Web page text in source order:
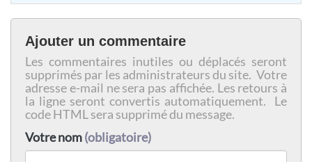
Ajouter un commentaire
Les commentaires inutiles ou déplacés seront
supprimés par les administrateurs du site. Votre
adresse e-mail ne sera pas affichée. Les retours à
la ligne seront convertis automatiquement. Le
code HTML sera supprimé du message.
Votre nom(obligatoire)